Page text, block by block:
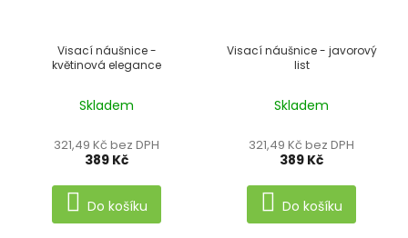
Visací náušnice -
květinová elegance
Skladem
321,49 Kč bez DPH
389 Kč
Do košíku
Visací náušnice - javorový
list
Skladem
321,49 Kč bez DPH
389 Kč
Do košíku